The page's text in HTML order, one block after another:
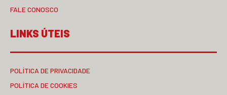
FALE CONOSCO
LINKS ÚTEIS
POLÍTICA DE PRIVACIDADE
POLÍTICA DE COOKIES